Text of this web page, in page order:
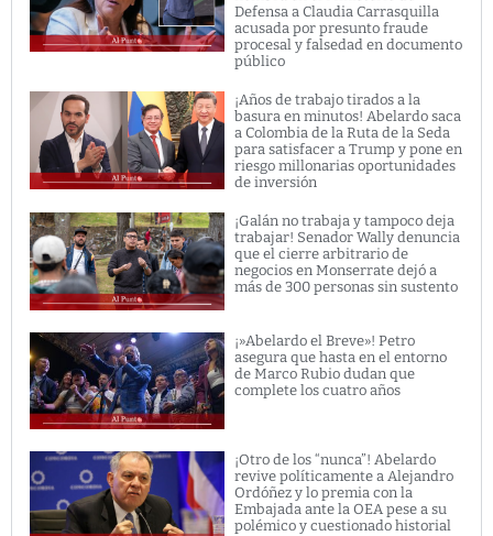
Defensa a Claudia Carrasquilla
acusada por presunto fraude
procesal y falsedad en documento
público
¡Años de trabajo tirados a la
basura en minutos! Abelardo saca
a Colombia de la Ruta de la Seda
para satisfacer a Trump y pone en
riesgo millonarias oportunidades
de inversión
¡Galán no trabaja y tampoco deja
trabajar! Senador Wally denuncia
que el cierre arbitrario de
negocios en Monserrate dejó a
más de 300 personas sin sustento
¡»Abelardo el Breve»! Petro
asegura que hasta en el entorno
de Marco Rubio dudan que
complete los cuatro años
¡Otro de los “nunca”! Abelardo
revive políticamente a Alejandro
Ordóñez y lo premia con la
Embajada ante la OEA pese a su
polémico y cuestionado historial